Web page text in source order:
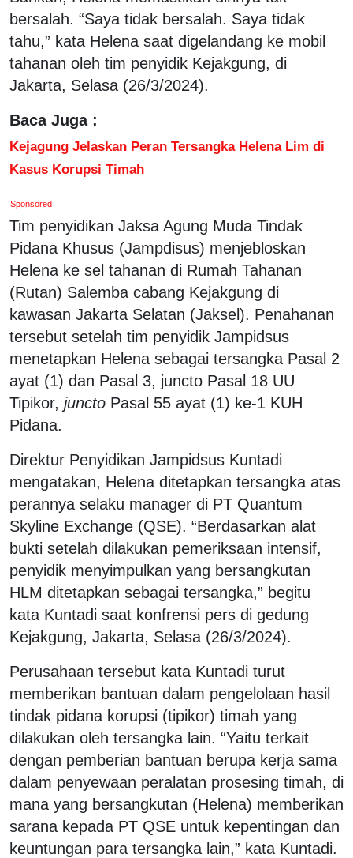
bersalah. “Saya tidak bersalah. Saya tidak
tahu,” kata Helena saat digelandang ke mobil
tahanan oleh tim penyidik Kejakgung, di
Jakarta, Selasa (26/3/2024).
Baca Juga :
Kejagung Jelaskan Peran Tersangka Helena Lim di
Kasus Korupsi Timah
Sponsored
Tim penyidikan Jaksa Agung Muda Tindak
Pidana Khusus (Jampdisus) menjebloskan
Helena ke sel tahanan di Rumah Tahanan
(Rutan) Salemba cabang Kejakgung di
kawasan Jakarta Selatan (Jaksel). Penahanan
tersebut setelah tim penyidik Jampidsus
menetapkan Helena sebagai tersangka Pasal 2
ayat (1) dan Pasal 3, juncto Pasal 18 UU
Tipikor, juncto Pasal 55 ayat (1) ke-1 KUH
Pidana.
Direktur Penyidikan Jampidsus Kuntadi
mengatakan, Helena ditetapkan tersangka atas
perannya selaku manager di PT Quantum
Skyline Exchange (QSE). “Berdasarkan alat
bukti setelah dilakukan pemeriksaan intensif,
penyidik menyimpulkan yang bersangkutan
HLM ditetapkan sebagai tersangka,” begitu
kata Kuntadi saat konfrensi pers di gedung
Kejakgung, Jakarta, Selasa (26/3/2024).
Perusahaan tersebut kata Kuntadi turut
memberikan bantuan dalam pengelolaan hasil
tindak pidana korupsi (tipikor) timah yang
dilakukan oleh tersangka lain. “Yaitu terkait
dengan pemberian bantuan berupa kerja sama
dalam penyewaan peralatan prosesing timah, di
mana yang bersangkutan (Helena) memberikan
sarana kepada PT QSE untuk kepentingan dan
keuntungan para tersangka lain,” kata Kuntadi.